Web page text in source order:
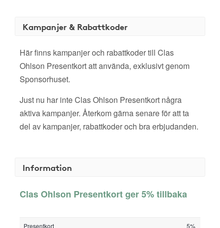
Kampanjer & Rabattkoder
Här finns kampanjer och rabattkoder till Clas
Ohlson Presentkort att använda, exklusivt genom
Sponsorhuset.
Just nu har inte Clas Ohlson Presentkort några
aktiva kampanjer. Återkom gärna senare för att ta
del av kampanjer, rabattkoder och bra erbjudanden.
Information
Clas Ohlson Presentkort ger 5% tillbaka
Presentkort 5%